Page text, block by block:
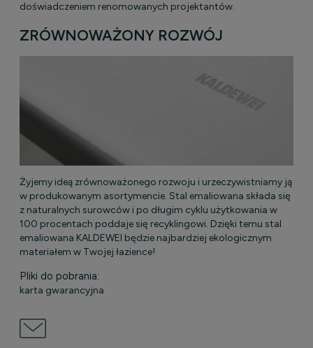
doświadczeniem renomowanych projektantów.
ZRÓWNOWAŻONY ROZWÓJ
Żyjemy ideą zrównoważonego rozwoju i urzeczywistniamy ją
w produkowanym asortymencie. Stal emaliowana składa się
z naturalnych surowców i po długim cyklu użytkowania w
100 procentach poddaje się recyklingowi. Dzięki temu stal
emaliowana KALDEWEI będzie najbardziej ekologicznym
materiałem w Twojej łazience!
Pliki do pobrania:
karta gwarancyjna